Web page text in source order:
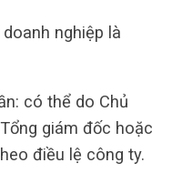
nghiệp là
có thể do Chủ
giám đốc hoặc
điều lệ công ty.